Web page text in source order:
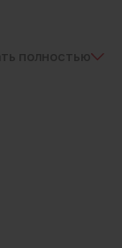
полностью